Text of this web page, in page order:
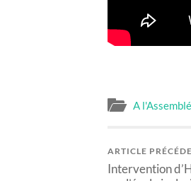
A
ARTICLE
Intervention